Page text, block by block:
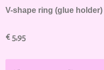
V-shape ring (glue holder)
€ 5,95